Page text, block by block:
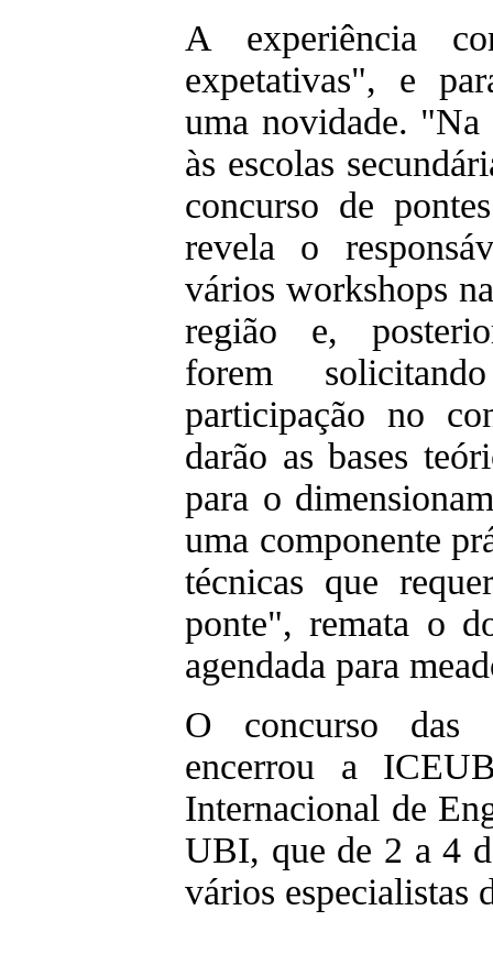
A experiência
expetativas", e
uma novidade.
às escolas
concurso de
revela o
vários workshops
região e,
forem
participação no
darão as bases
para o
uma componente
técnicas que
ponte", remata o
agendada para
O concurso das
encerrou a
Internacional de
UBI, que de 2 a 4
vários especialistas